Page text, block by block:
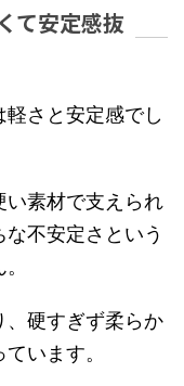
て安定感抜
さと安定感でし
い素材で支えられ
不安定さという
、硬すぎず柔らか
います。